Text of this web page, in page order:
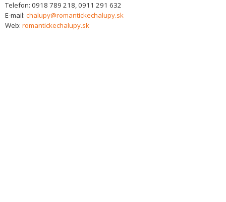
Telefon: 0918 789 218, 0911 291 632
E-mail: chalupy@romantickechalupy.sk
Web: romantickechalupy.sk